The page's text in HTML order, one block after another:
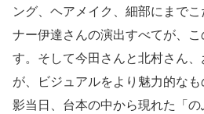
ング、ヘアメイク、細部にまで
ナー伊達さんの演出すべてが、
す。そして今田さんと北村さん
が、ビジュアルをより魅力的な
影当日、台本の中から現れた「